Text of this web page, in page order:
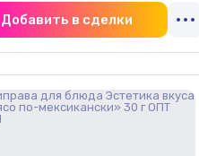
Добавить в сделки